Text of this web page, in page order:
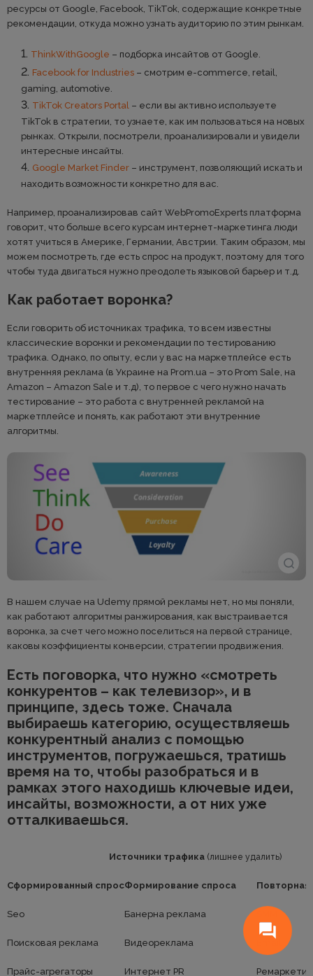
ресурсы от Google, Facebook, TikTok, содержащие конкретные
рекомендации, откуда можно узнать аудиторию по этим рынкам.
ThinkWithGoogle – подборка инсайтов от Google.
Facebook for Industries – смотрим e-commerce, retail,
gaming, automotive.
TikTok Creators Portal – если вы активно используете
TikTok в стратегии, то узнаете, как им пользоваться на новых
рынках. Открыли, посмотрели, проанализировали и увидели
интересные инсайты.
Google Market Finder – инструмент, позволяющий искать и
находить возможности конкретно для вас.
Например, проанализировав сайт WebPromoExperts платформа
говорит, что больше всего курсам интернет-маркетинга люди
хотят учиться в Америке, Германии, Австрии. Таким образом, мы
можем посмотреть, где есть спрос на продукт, поэтому для того
чтобы туда двигаться нужно преодолеть языковой барьер и т.д.
Как работает воронка?
Если говорить об источниках трафика, то всем известны
классические воронки и рекомендации по тестированию
трафика. Однако, по опыту, если у вас на маркетплейсе есть
внутренняя реклама (в Украине на Prom.ua – это Prom Sale, на
Amazon – Amazon Sale и т.д), то первое с чего нужно начать
тестирование – это работа с внутренней рекламой на
маркетплейсе и понять, как работают эти внутренние
алгоритмы.
В нашем случае на Udemy прямой рекламы нет, но мы поняли,
как работают алгоритмы ранжирования, как выстраивается
воронка, за счет чего можно поселиться на первой странице,
каковы коэффициенты конверсии, стратегии продвижения.
Есть поговорка, что нужно «смотреть
конкурентов – как телевизор», и в
принципе, здесь тоже. Сначала
выбираешь категорию, осуществляешь
конкурентный анализ с помощью
инструментов, погружаешься, тратишь
время на то, чтобы разобраться и в
рамках этого находишь ключевые идеи,
инсайты, возможности, а от них уже
отталкиваешься.
Источники трафика (лишнее удалить)
Сформированный спросФормирование спроса Повторная
Seo Банерна реклама
Поисковая реклама Видеореклама
Прайс-агрегаторы Интернет PR